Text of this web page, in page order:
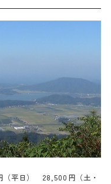
（平日） 28,500円（土・